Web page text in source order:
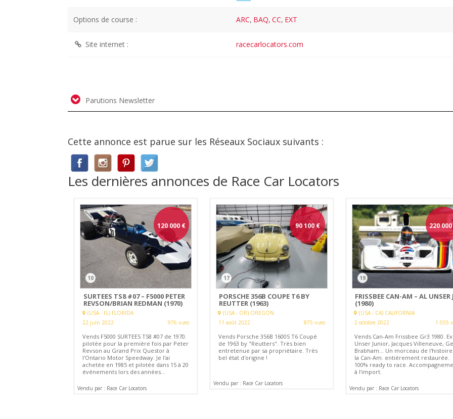
Options de course : ARC, BAQ, CC, EXT
Site internet : racecarlocators.com
Parutions Newsletter
Cette annonce est parue sur les Réseaux Sociaux suivants :
Les dernières annonces de Race Car Locators
120 000 €
10
SURTEES TS8 #07 – F5000 PETER
REVSON/BRIAN REDMAN (1970)
(USA - FL) FLORIDA
22 juin 2022
976 vues
Vends F5000 SURTEES TS8 #07 de 1970.
pilotée pour la première fois par Peter
Revson au Grand Prix Questor à
l'Ontario Motor Speedway. Je l'ai
achetée en 1985 et pilotée dans 15 à 20
événements lors des années...
Vendu par : Race Car Locators
90 100€
17
PORSCHE 356B COUPE T6 BY
REUTTER (1963)
(USA - OR) OREGON
11 août 2022
875 vues
Vends Porsche 356B 1600S T6 Coupé
de 1963 by "Reutters". Très bien
entretenue par sa propriétaire. Très
bel état d'origine !
Vendu par : Race Car Locators
220 000
19
FRISSBEE CAN-AM – AL UNSER
(1980)
(USA - CA) CALIFORNIA
2 octobre 2022
1 055
Vends Can-Am Frissbee Gr3 1980.
Unser Junior, Jacques Villeneuve,
Brabham... Un morceau de
la Can-Am. entièrement restaurée.
100% ready to race.
à l'import.
Vendu par : Race Car Locators